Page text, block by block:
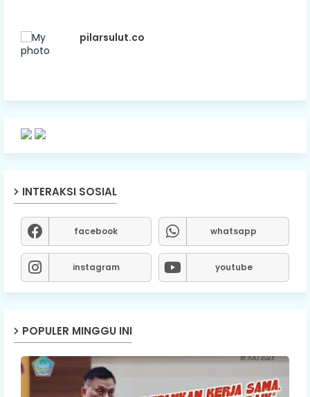
pilarsulut.co
INTERAKSI SOSIAL
facebook whatsapp
instagram youtube
POPULER MINGGU INI